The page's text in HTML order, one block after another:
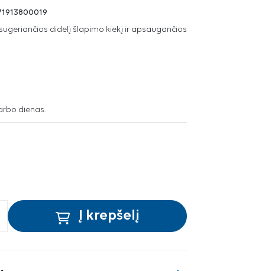
didelį šlapimo kiekį ir apsaugančios
dienas.
Į krepšelį